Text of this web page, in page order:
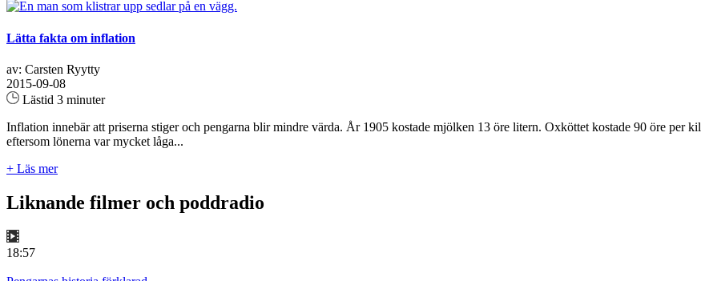
Lätta fakta om inflation
av: Carsten Ryytty
2015-09-08
Lästid 3 minuter
Inflation innebär att priserna stiger och pengarna blir mindre värda. År 1905 kostade mjölken 13 öre litern. Oxköttet kostade 90 öre per
eftersom lönerna var mycket låga...
+ Läs mer
Liknande filmer och poddradio
18:57